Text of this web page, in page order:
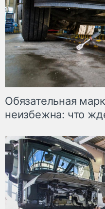
Обязательная
неизбежна: что